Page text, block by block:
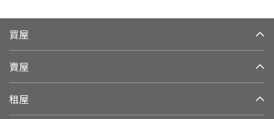
買屋
賣屋
租屋